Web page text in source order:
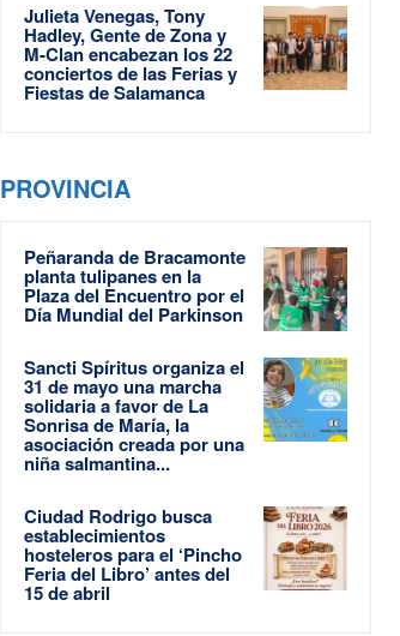
Julieta Venegas, Tony
Hadley, Gente de Zona y
M-Clan encabezan los 22
conciertos de las Ferias y
Fiestas de Salamanca
PROVINCIA
Peñaranda de Bracamonte
planta tulipanes en la
Plaza del Encuentro por el
Día Mundial del Parkinson
Sancti Spíritus organiza el
31 de mayo una marcha
solidaria a favor de La
Sonrisa de María, la
asociación creada por una
niña salmantina...
Ciudad Rodrigo busca
establecimientos
hosteleros para el ‘Pincho
Feria del Libro’ antes del
15 de abril